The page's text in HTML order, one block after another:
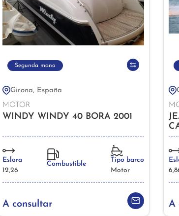
Segunda mano
Girona, España
MOTOR
WINDY WINDY 40 BORA 2001
Eslora
12,26
Combustible
Tipo barco
Motor
A consultar A